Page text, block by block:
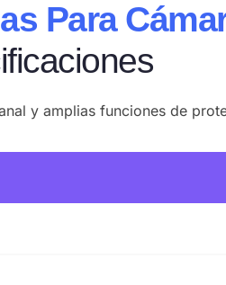
Para
y amplias funciones de